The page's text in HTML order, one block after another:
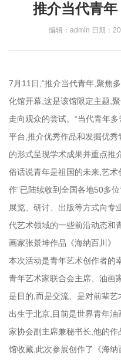
推介当代青
编辑：admin 日期：
7月11日,“推介当代青年,聚焦
化馆开幕,这是该馆限定主题,
走向观众的尝试。“当代青年
平台,推介优秀作品和发掘优
的形式呈现学术成果并重点推
俗话说青年是祖国的未来,艺术
作”已陆续收到全国各地50多
展览、研讨、出版等方式向专
代艺术领域的一些前沿动态和
画家张景坤作品《海纳百川》
本次活动是青年艺术创作者的
青年艺术家联合会主席、油画
是目的,而是交流、是对前辈
出生于北京,目前是世界青年
家协会副主席兼秘书长,他的
馆收藏,此次参展创作了《海纳